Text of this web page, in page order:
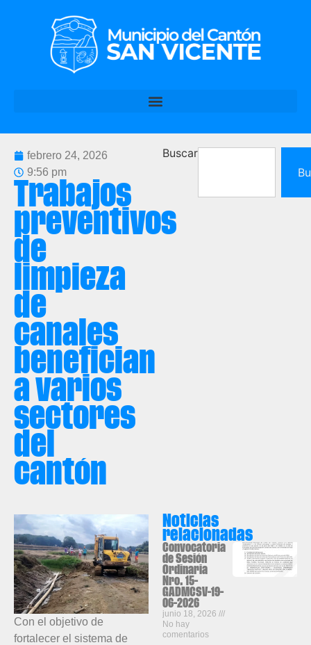
febrero 24, 2026
9:56 pm
Trabajos
preventivos
de
limpieza
de
canales
benefician
a varios
sectores
del
cantón
Buscar
Con el objetivo de
fortalecer el sistema de
Noticias
relacionadas
Convocatoria
de Sesión
Ordinaria
Nro. 15-
GADMCSV-19-
06-2026
junio 18, 2026
No hay
comentarios